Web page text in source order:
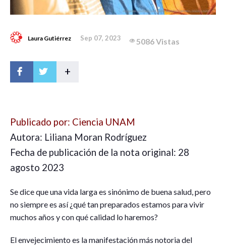
Laura Gutiérrez Sep 07, 2023 5086 Vistas
+
Publicado por: Ciencia UNAM
Autora: Liliana Moran Rodríguez
Fecha de publicación de la nota original: 28
agosto 2023
Se dice que una vida larga es sinónimo de buena salud, pero
no siempre es así ¿qué tan preparados estamos para vivir
muchos años y con qué calidad lo haremos?
El envejecimiento es la manifestación más notoria del